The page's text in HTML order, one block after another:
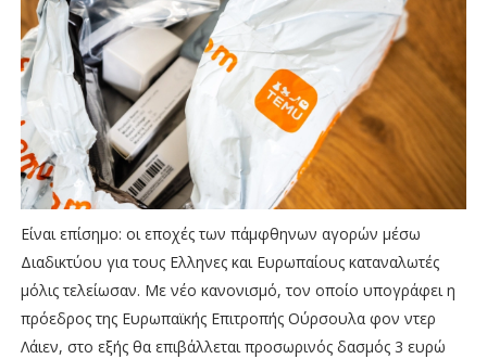
Είναι επίσημο: οι εποχές των πάμφθηνων αγορών μέσω
Διαδικτύου για τους Ελληνες και Ευρωπαίους καταναλωτές
μόλις τελείωσαν. Με νέο κανονισμό, τον οποίο υπογράφει η
πρόεδρος της Ευρωπαϊκής Επιτροπής Ούρσουλα φον ντερ
Λάιεν, στο εξής θα επιβάλλεται προσωρινός δασμός 3 ευρώ